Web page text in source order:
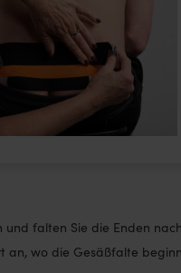
falten Sie die Enden
an, wo die Gesäßfalte